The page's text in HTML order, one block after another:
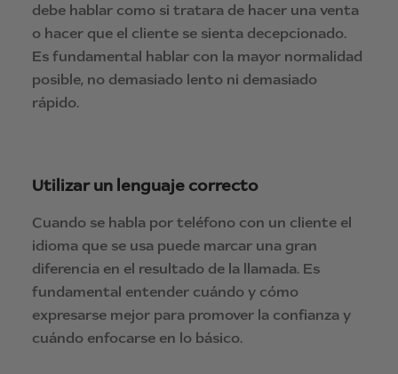
debe hablar como si tratara de hacer una venta
o hacer que el cliente se sienta decepcionado.
Es fundamental hablar con la mayor normalidad
posible, no demasiado lento ni demasiado
rápido.
Utilizar un lenguaje correcto
Cuando se habla por teléfono con un cliente el
idioma que se usa puede marcar una gran
diferencia en el resultado de la llamada. Es
fundamental entender cuándo y cómo
expresarse mejor para promover la confianza y
cuándo enfocarse en lo básico.